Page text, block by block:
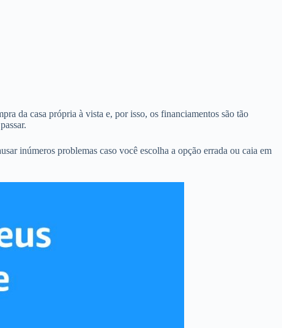
da casa própria à vista e, por isso, os financiamentos são tão
inúmeros problemas caso você escolha a opção errada ou caia em